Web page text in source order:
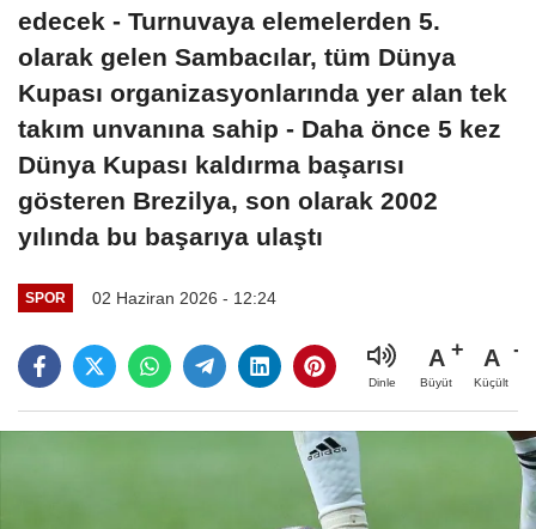
edecek - Turnuvaya elemelerden 5.
olarak gelen Sambacılar, tüm Dünya
Kupası organizasyonlarında yer alan tek
takım unvanına sahip - Daha önce 5 kez
Dünya Kupası kaldırma başarısı
gösteren Brezilya, son olarak 2002
yılında bu başarıya ulaştı
SPOR 02 Haziran 2026 - 12:24
Dinle
A
Büyüt
A
Küçült